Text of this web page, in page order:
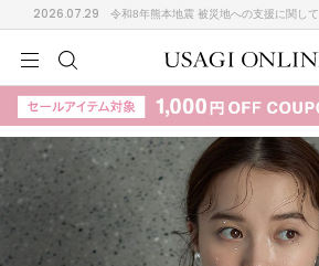
2026.07.29 令和8年熊本地震 被災地への支援に関して
検索
KIDSBABYBEAUTYLIFE STYLE
(715)
(3074)
ス/ドレス (1179)
KIDSBABYBEAUTYLIFE STYLE
B D E F
K L M